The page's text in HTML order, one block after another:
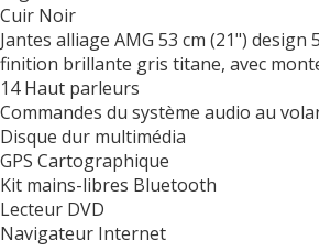
Cuir Noir
Jantes alliage AMG 53 cm (21") design
finition brillante gris titane, avec
14 Haut parleurs
Commandes du système audio au
Disque dur multimédia
GPS Cartographique
Kit mains-libres Bluetooth
Lecteur DVD
Navigateur Internet